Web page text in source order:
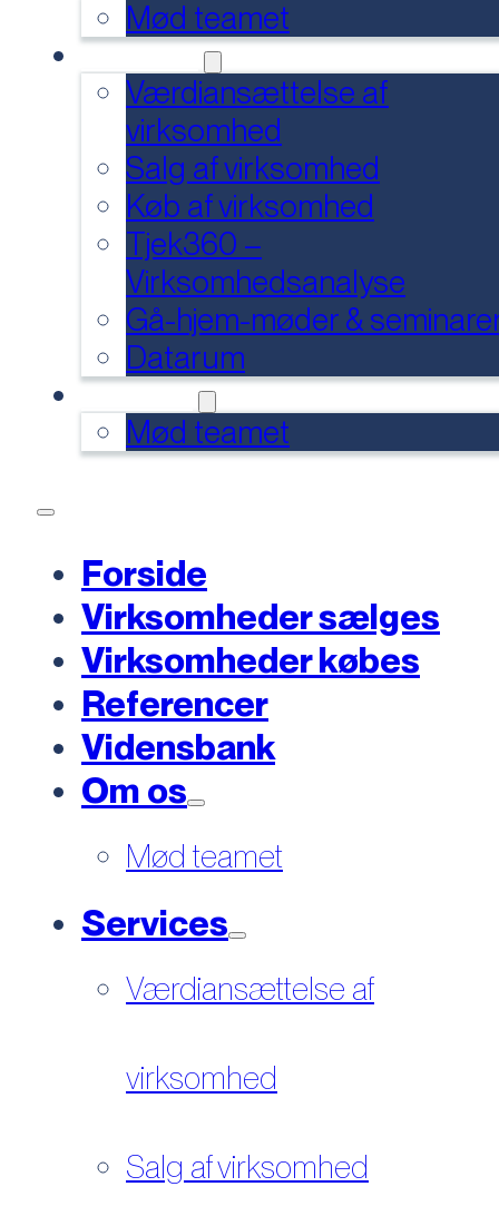
Mød teamet
Værdiansættelse af
virksomhed
Salg af virksomhed
Køb af virksomhed
Tjek360 –
Virksomhedsanalyse
Gå-hjem-møder &
Datarum
Mød teamet
Forside
Virksomheder sælges
Virksomheder købes
Referencer
Vidensbank
Om os
Mød teamet
Services
Værdiansættelse af
virksomhed
Salg af virksomhed